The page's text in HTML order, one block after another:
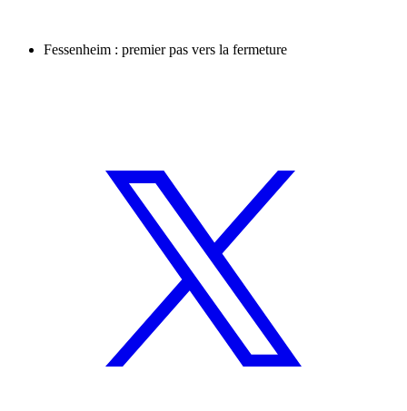
Fessenheim : premier pas vers la fermeture